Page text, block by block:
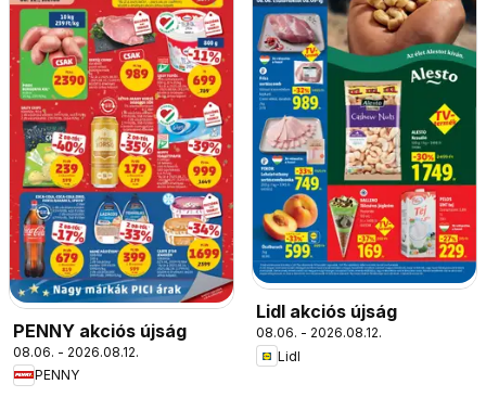
PENNY akciós újság
08.06. - 2026.08.12.
PENNY
Lidl akciós újság
08.06. - 2026.08.12.
Lidl